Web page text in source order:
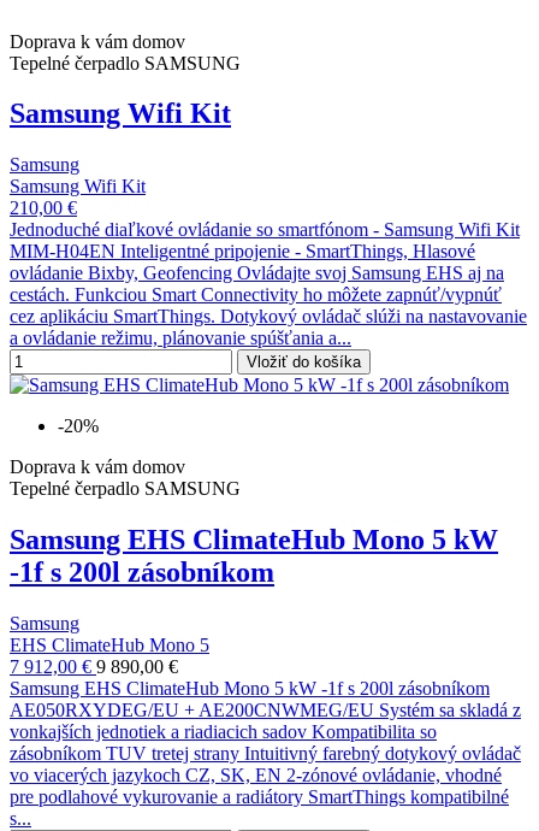
Doprava k vám domov
Tepelné čerpadlo SAMSUNG
Samsung Wifi Kit
Samsung
Samsung Wifi Kit
210,00 €
Jednoduché diaľkové ovládanie so smartfónom - Samsung Wifi Kit
MIM-H04EN Inteligentné pripojenie - SmartThings, Hlasové
ovládanie Bixby, Geofencing Ovládajte svoj Samsung EHS aj na
cestách. Funkciou Smart Connectivity ho môžete zapnúť/vypnúť
cez aplikáciu SmartThings. Dotykový ovládač slúži na nastavovanie
a ovládanie režimu, plánovanie spúšťania a...
Vložiť do košíka
-20%
Doprava k vám domov
Tepelné čerpadlo SAMSUNG
Samsung EHS ClimateHub Mono 5 kW
-1f s 200l zásobníkom
Samsung
EHS ClimateHub Mono 5
7 912,00 € 9 890,00 €
Samsung EHS ClimateHub Mono 5 kW -1f s 200l zásobníkom
AE050RXYDEG/EU + AE200CNWMEG/EU Systém sa skladá z
vonkajších jednotiek a riadiacich sadov Kompatibilita so
zásobníkom TUV tretej strany Intuitivný farebný dotykový ovládač
vo viacerých jazykoch CZ, SK, EN 2-zónové ovládanie, vhodné
pre podlahové vykurovanie a radiátory SmartThings kompatibilné
s...